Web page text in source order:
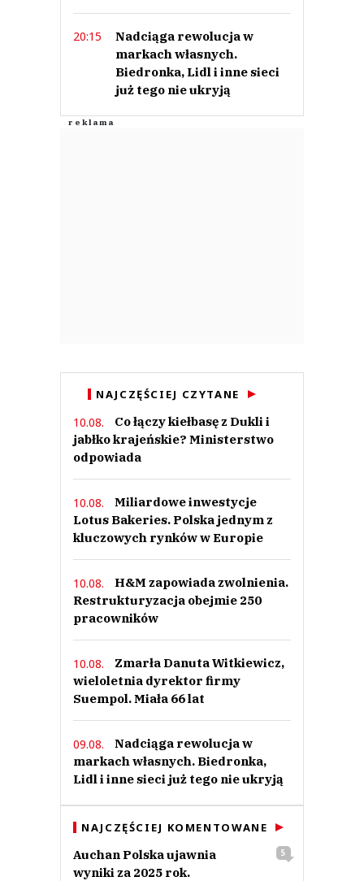
20:15
Nadciąga rewolucja w
markach własnych.
Biedronka, Lidl i inne sieci
już tego nie ukryją
NAJCZĘŚCIEJ CZYTANE
10.08.
Co łączy kiełbasę z Dukli i
jabłko krajeńskie? Ministerstwo
odpowiada
10.08.
Miliardowe inwestycje
Lotus Bakeries. Polska jednym z
kluczowych rynków w Europie
10.08.
H&M zapowiada zwolnienia.
Restrukturyzacja obejmie 250
pracowników
10.08.
Zmarła Danuta Witkiewicz,
wieloletnia dyrektor firmy
Suempol. Miała 66 lat
09.08.
Nadciąga rewolucja w
markach własnych. Biedronka,
Lidl i inne sieci już tego nie ukryją
NAJCZĘŚCIEJ KOMENTOWANE
Auchan Polska ujawnia
wyniki za 2025 rok.
5